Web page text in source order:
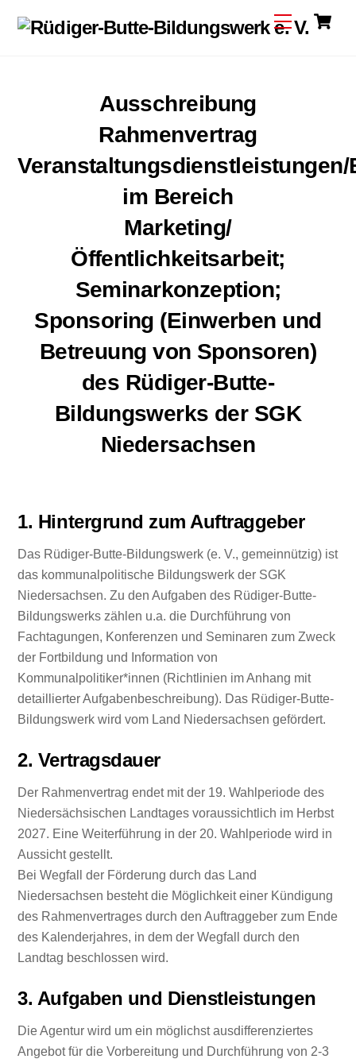
Menu
Ausschreibung
Rahmenvertrag
Veranstaltungsdienstleistungen/
im Bereich
Marketing/
Öffentlichkeitsarbeit;
Seminarkonzeption;
Sponsoring (Einwerben und
Betreuung von Sponsoren)
des Rüdiger-Butte-
Bildungswerks der SGK
Niedersachsen
1. Hintergrund zum Auftraggeber
Das Rüdiger-Butte-Bildungswerk (e. V., gemeinnützig) ist
das kommunalpolitische Bildungswerk der SGK
Niedersachsen. Zu den Aufgaben des Rüdiger-Butte-
Bildungswerks zählen u.a. die Durchführung von
Fachtagungen, Konferenzen und Seminaren zum Zweck
der Fortbildung und Information von
Kommunalpolitiker*innen (Richtlinien im Anhang mit
detaillierter Aufgabenbeschreibung). Das Rüdiger-Butte-
Bildungswerk wird vom Land Niedersachsen gefördert.
2. Vertragsdauer
Der Rahmenvertrag endet mit der 19. Wahlperiode des
Niedersächsischen Landtages voraussichtlich im Herbst
2027. Eine Weiterführung in der 20. Wahlperiode wird in
Aussicht gestellt.
Bei Wegfall der Förderung durch das Land
Niedersachsen besteht die Möglichkeit einer Kündigung
des Rahmenvertrages durch den Auftraggeber zum Ende
des Kalenderjahres, in dem der Wegfall durch den
Landtag beschlossen wird.
3. Aufgaben und Dienstleistungen
Die Agentur wird um ein möglichst ausdifferenziertes
Angebot für die Vorbereitung und Durchführung von 2-3